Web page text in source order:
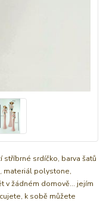
stříbrné srdíčko, barva šatů
materiál polystone,
v žádném domově... jejím
k sobě můžete